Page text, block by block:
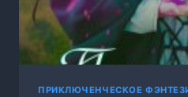
ПРИКЛЮЧЕНЧЕСКОЕ